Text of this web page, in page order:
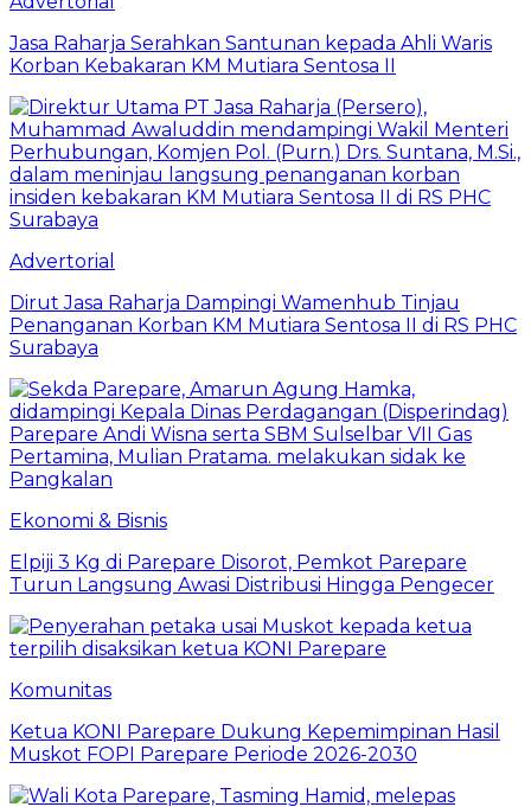
Jasa Raharja Serahkan Santunan kepada Ahli Waris
Korban Kebakaran KM Mutiara Sentosa II
Advertorial
Dirut Jasa Raharja Dampingi Wamenhub Tinjau
Penanganan Korban KM Mutiara Sentosa II di RS PHC
Surabaya
Ekonomi & Bisnis
Elpiji 3 Kg di Parepare Disorot, Pemkot Parepare
Turun Langsung Awasi Distribusi Hingga Pengecer
Komunitas
Ketua KONI Parepare Dukung Kepemimpinan Hasil
Muskot FOPI Parepare Periode 2026-2030